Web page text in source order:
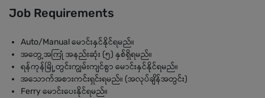
Job Requirements
Auto/Manual မောင်းနှင်နိုင်ရမည်။
အတွေ့အကြုံ အနည်းဆုံး (၅) နှစ်ရှိရမည်။
ရန်ကုန်မြို့တွင်းကျွမ်းကျင်စွာ မောင်းနှင်နိုင်ရမည်။
အသောက်အစားကင်းရှင်းရမည်။ (အလုပ်ချိန်အတွင်း)
Ferry မောင်းပေးနိုင်ရမည်။